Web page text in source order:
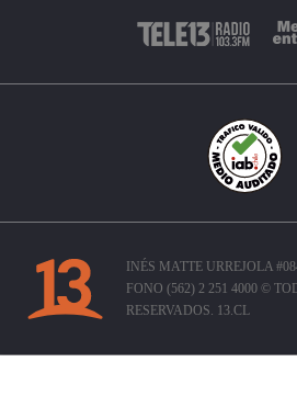
INÉS MATTE URREJOLA
FONO (562) 2 251 4000 ©
RESERVADOS. 13.CL